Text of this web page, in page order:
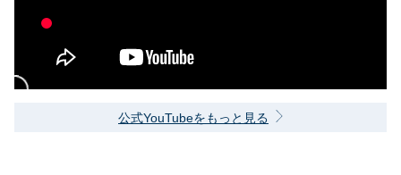
公式YouTubeをもっと見る